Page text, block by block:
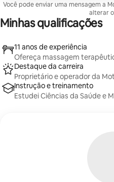
Você pode enviar uma mensagem a
alterar
Minhas qualificações
11 anos de experiência
Ofereça massagem
Destaque da carreira
Proprietário e operador da
Instrução e treinamento
Estudei Ciências da Saúde e